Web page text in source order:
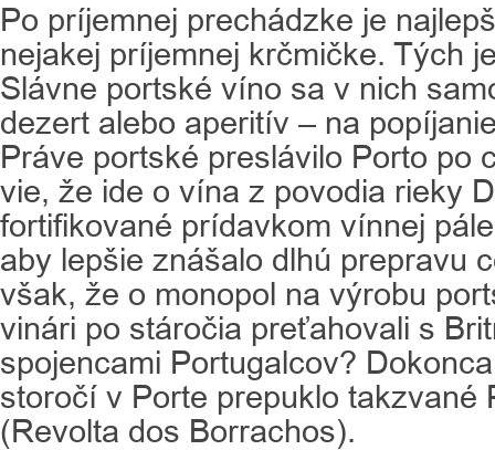
Po príjemnej prechádzke je
nejakej príjemnej krčmičke. Tých
Slávne portské víno sa v nich
dezert alebo aperitív – na
Práve portské preslávilo Porto po
vie, že ide o vína z povodia rieky
fortifikované prídavkom vínnej
aby lepšie znášalo dlhú prepravu
však, že o monopol na výrobu
vinári po stáročia preťahovali s
spojencami Portugalcov?
storočí v Porte prepuklo takzvané
(Revolta dos Borrachos).